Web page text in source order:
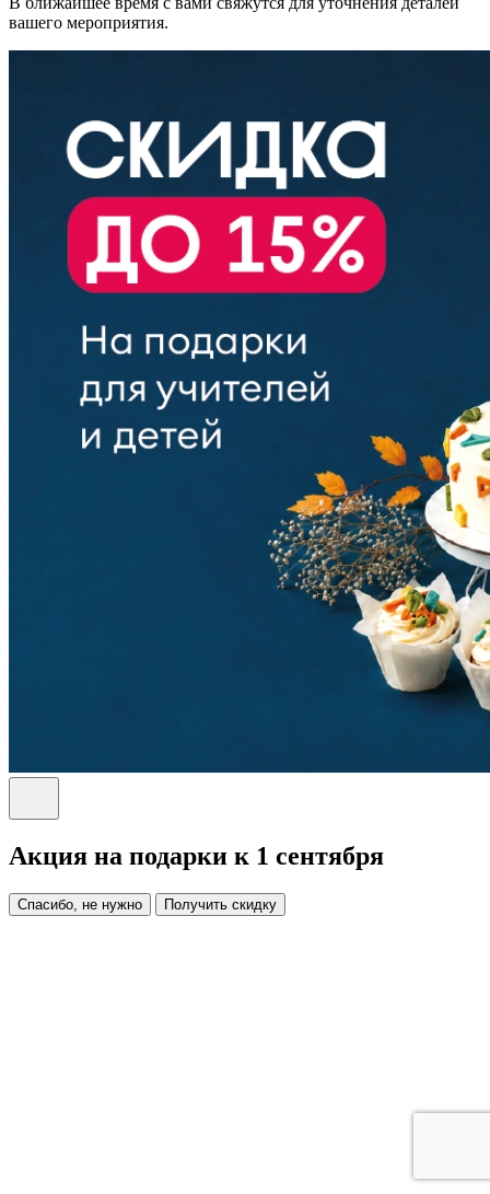
вашего мероприятия.
Акция на подарки к 1 сентября
Спасибо, не нужно Получить скидку